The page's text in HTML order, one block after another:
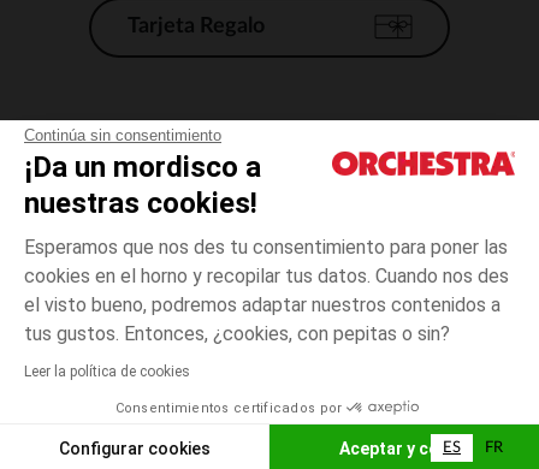
Continúa sin consentimiento
¡Da un mordisco a
nuestras cookies!
Esperamos que nos des tu consentimiento para poner las
cookies en el horno y recopilar tus datos. Cuando nos des
el visto bueno, podremos adaptar nuestros contenidos a
tus gustos. Entonces, ¿cookies, con pepitas o sin?
Leer la política de cookies
Consentimientos certificados por
Configurar cookies Aceptar y cerrar
Beige
4
El pago medidante
ELIGE UNA TALLA
Tarjeta Regalo
Condiciones generales de venta
Aviso Legal
*Condiciones de las ofertas actuales
Gestión de las cookies
Accesibilidad: no conforme
Orchestra adhiere al código de ética de la Federación Francesa de comercio
electrónico y venta a distancia (FEVAD) y al sistema de mediación de
ES FR